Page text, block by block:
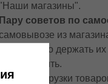
"Наши магазины".
Пару советов по
самовывозе из
необходимо держать
не повредить.
разгрузки